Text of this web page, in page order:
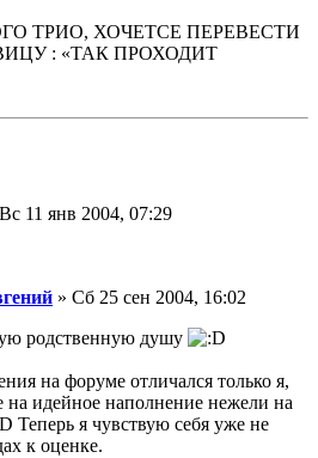
ТРИО, ХОЧЕТСЕ ПЕРЕВЕСТИ
: «ТАК ПРОХОДИТ
Вс 11 янв 2004, 07:29
» Сб 25 сен 2004, 16:02
родственную душу
на форуме отличался только я,
на идейное наполнение нежели на
Теперь я чувствую себя уже не
к оценке.